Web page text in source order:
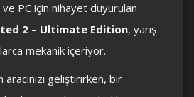
ve PC için nihayet duyurulan
2 – Ultimate Edition, yarış
mekanik içeriyor.
geliştirirken, bir